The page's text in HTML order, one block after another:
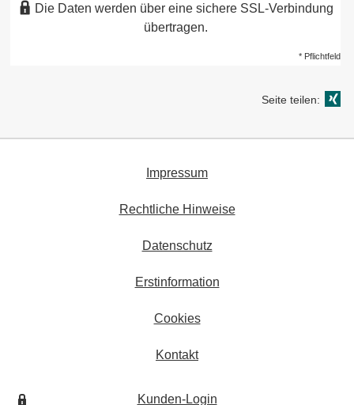
Die Daten werden über eine sichere SSL-Verbindung
übertragen.
* Pflichtfeld
Seite teilen:
Impressum
Rechtliche Hinweise
Datenschutz
Erstinformation
Cookies
Kontakt
Kunden-Login